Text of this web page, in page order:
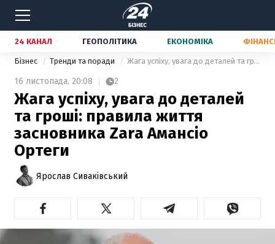
24 КАНАЛ ГЕОПОЛІТИКА ЕКОНОМІКА
Бізнес Тренди та поради Жага успіху, увага до деталей та гроші: правила життя засновника Zara Амансіо Ортеги
16 листопада, 20:08 2
Жага успіху, увага до деталей
та гроші: правила життя
засновника Zara Амансіо
Ортеги
Ярослав Сиваківський